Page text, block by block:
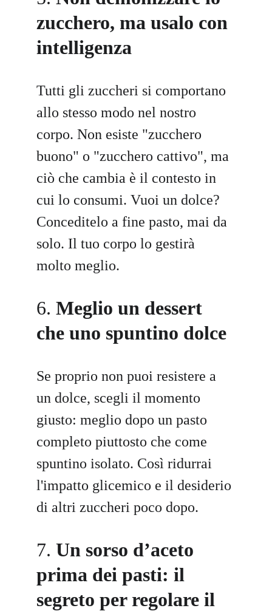
zucchero, ma usalo con
intelligenza
Tutti gli zuccheri si comportano
allo stesso modo nel nostro
corpo. Non esiste "zucchero
buono" o "zucchero cattivo", ma
ciò che cambia è il contesto in
cui lo consumi. Vuoi un dolce?
Conceditelo a fine pasto, mai da
solo. Il tuo corpo lo gestirà
molto meglio.
6. Meglio un dessert
che uno spuntino dolce
Se proprio non puoi resistere a
un dolce, scegli il momento
giusto: meglio dopo un pasto
completo piuttosto che come
spuntino isolato. Così ridurrai
l'impatto glicemico e il desiderio
di altri zuccheri poco dopo.
7. Un sorso d’aceto
prima dei pasti: il
segreto per regolare il